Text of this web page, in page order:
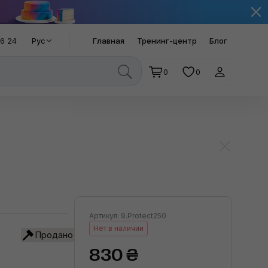
24 Рус Главная Тренинг-центр Блог
0 0
Продано
Артикул: 9.Protect250
Нет в наличии
830 ₴